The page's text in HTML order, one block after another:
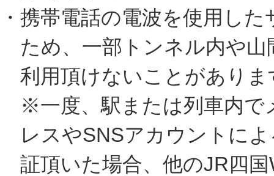
・携帯電話の電波を使用し
ため、一部トンネル内や山
利用頂けないことがありま
※一度、駅または列車内で
レスやSNSアカウントに
証頂いた場合、他のJR四